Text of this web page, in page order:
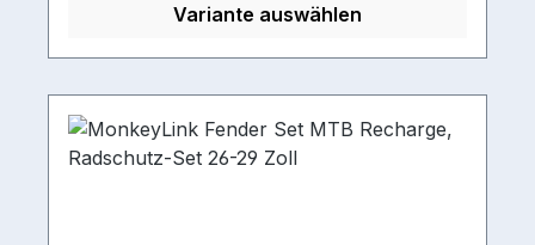
Variante auswählen